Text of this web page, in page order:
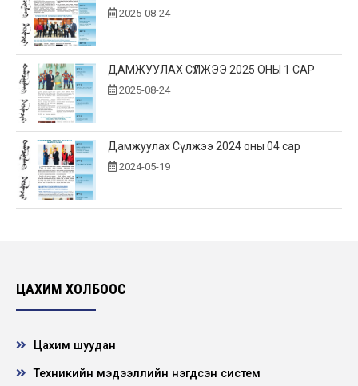
2025-08-24
ДАМЖУУЛАХ СҮЛЖЭЭ 2025 ОНЫ 1 САР
2025-08-24
Дамжуулах Сүлжээ 2024 оны 04 сар
2024-05-19
ЦАХИМ ХОЛБООС
Цахим шуудан
Техникийн мэдээллийн нэгдсэн систем